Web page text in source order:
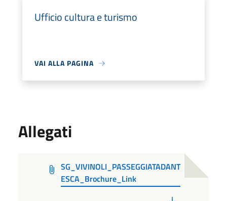
Ufficio cultura e turismo
VAI ALLA PAGINA
Allegati
SG_VIVINOLI_PASSEGGIATADANT
ESCA_Brochure_Link